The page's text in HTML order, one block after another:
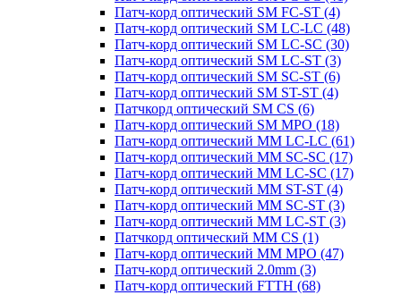
Патч-корд оптический SM FC-ST (4)
Патч-корд оптический SM LC-LC (48)
Патч-корд оптический SM LC-SC (30)
Патч-корд оптический SM LC-ST (3)
Патч-корд оптический SM SC-ST (6)
Патч-корд оптический SM ST-ST (4)
Патчкорд оптический SM CS (6)
Патч-корд оптический SM MPO (18)
Патч-корд оптический MM LC-LC (61)
Патч-корд оптический MM SC-SC (17)
Патч-корд оптический MM LC-SC (17)
Патч-корд оптический MM ST-ST (4)
Патч-корд оптический MM SC-ST (3)
Патч-корд оптический MM LC-ST (3)
Патчкорд оптический MM CS (1)
Патч-корд оптический MM MPO (47)
Патч-корд оптический 2.0mm (3)
Патч-корд оптический FTTH (68)